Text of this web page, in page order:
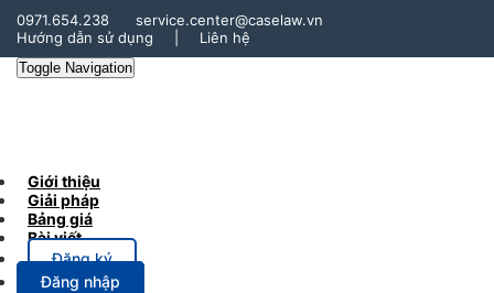
0971.654.238
service.center@caselaw.vn
Hướng dẫn sử dụng
Liên hệ
Toggle Navigation
Giới thiệu
Giải pháp
Bảng giá
Bài viết
Đăng ký
Đăng nhập